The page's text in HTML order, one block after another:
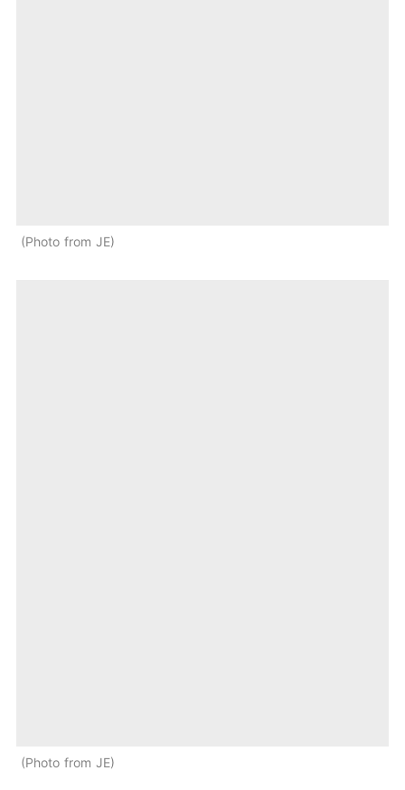
Photo from JE
Photo from JE